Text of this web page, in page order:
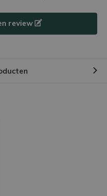
review